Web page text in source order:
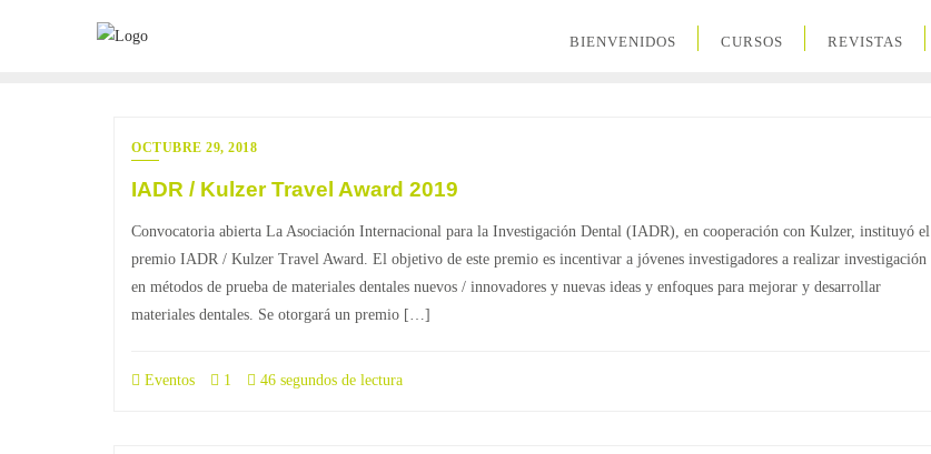
BIENVENIDOS CURSOS REVISTAS
OCTUBRE 29, 2018
IADR / Kulzer Travel Award 2019
Convocatoria abierta La Asociación Internacional para la Investigación Dental (IADR), en cooperación con Kulzer, instituyó el
premio IADR / Kulzer Travel Award. El objetivo de este premio es incentivar a jóvenes investigadores a realizar investigación
en métodos de prueba de materiales dentales nuevos / innovadores y nuevas ideas y enfoques para mejorar y desarrollar
materiales dentales. Se otorgará un premio […]
Eventos 1 46 segundos de lectura